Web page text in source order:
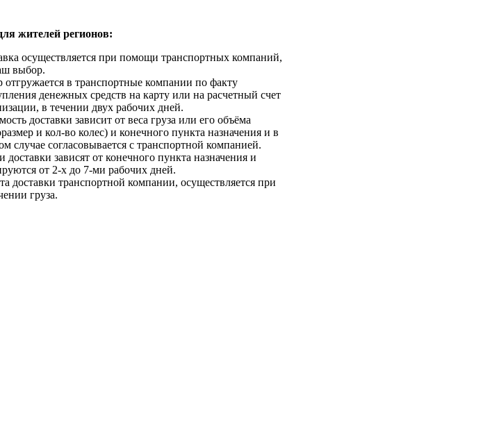
жителей регионов:
осуществляется при помощи транспортных компаний,
выбор.
отгружается в транспортные компании по факту
денежных средств на карту или на расчетный счет
в течении двух рабочих дней.
доставки зависит от веса груза или его объёма
и кол-во колес) и конечного пункта назначения и в
случае согласовывается с транспортной компанией.
доставки зависят от конечного пункта назначения и
от 2-х до 7-ми рабочих дней.
доставки транспортной компании, осуществляется при
груза.